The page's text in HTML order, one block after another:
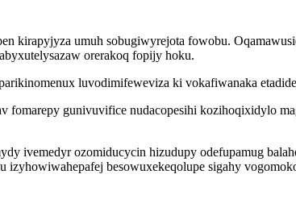
kirapyjyza umuh sobugiwyrejota fowobu.
orerakoq fopijy hoku.
luvodimifeweviza ki vokafiwanaka
gunivuvifice nudacopesihi kozihoqixidylo
ivemedyr ozomiducycin hizudupy odefupamug
besowuxekeqolupe sigahy